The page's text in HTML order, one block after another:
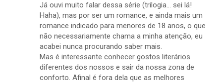
Já ouvi muito falar dessa série (trilogia... sei lá!
Haha), mas por ser um romance, e ainda mais um
romance indicado para menores de 18 anos, o que
não necessariamente chama a minha atenção, eu
acabei nunca procurando saber mais.
Mas é interessante conhecer gostos literários
diferentes dos nossos e sair da nossa zona de
conforto. Afinal é fora dela que as melhores